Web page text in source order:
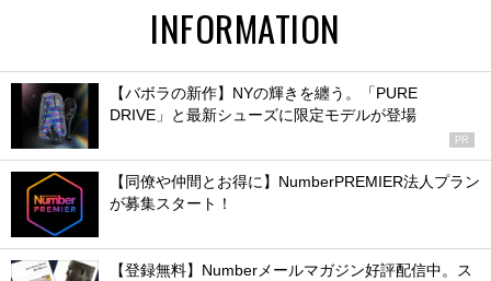
INFORMATION
【バボラの新作】NYの輝きを纏う。「PURE
DRIVE」と最新シューズに限定モデルが登場
PR
【同僚や仲間とお得に】NumberPREMIER法人プラン
が募集スタート！
【登録無料】Numberメールマガジン好評配信中。ス